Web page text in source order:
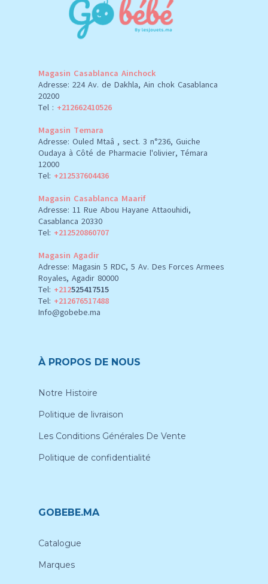
Magasin Casablanca Ainchock
Adresse: 224 Av. de Dakhla, Ain chok Casablanca
20200
Tel : +212662410526
Magasin Temara
Adresse: Ouled Mtaâ , sect. 3 n°236, Guiche
Oudaya à Côté de Pharmacie l'olivier, Témara
12000
Tel: +212537604436
Magasin Casablanca Maarif
Adresse: 11 Rue Abou Hayane Attaouhidi,
Casablanca 20330
Tel: +212520860707
Magasin Agadir
Adresse: Magasin 5 RDC, 5 Av. Des Forces Armees
Royales, Agadir 80000
Tel: +212525417515
Tel: +212676517488
Info@gobebe.ma
À PROPOS DE NOUS
Notre Histoire
Politique de livraison
Les Conditions Générales De Vente
Politique de confidentialité
GOBEBE.MA
Catalogue
Marques